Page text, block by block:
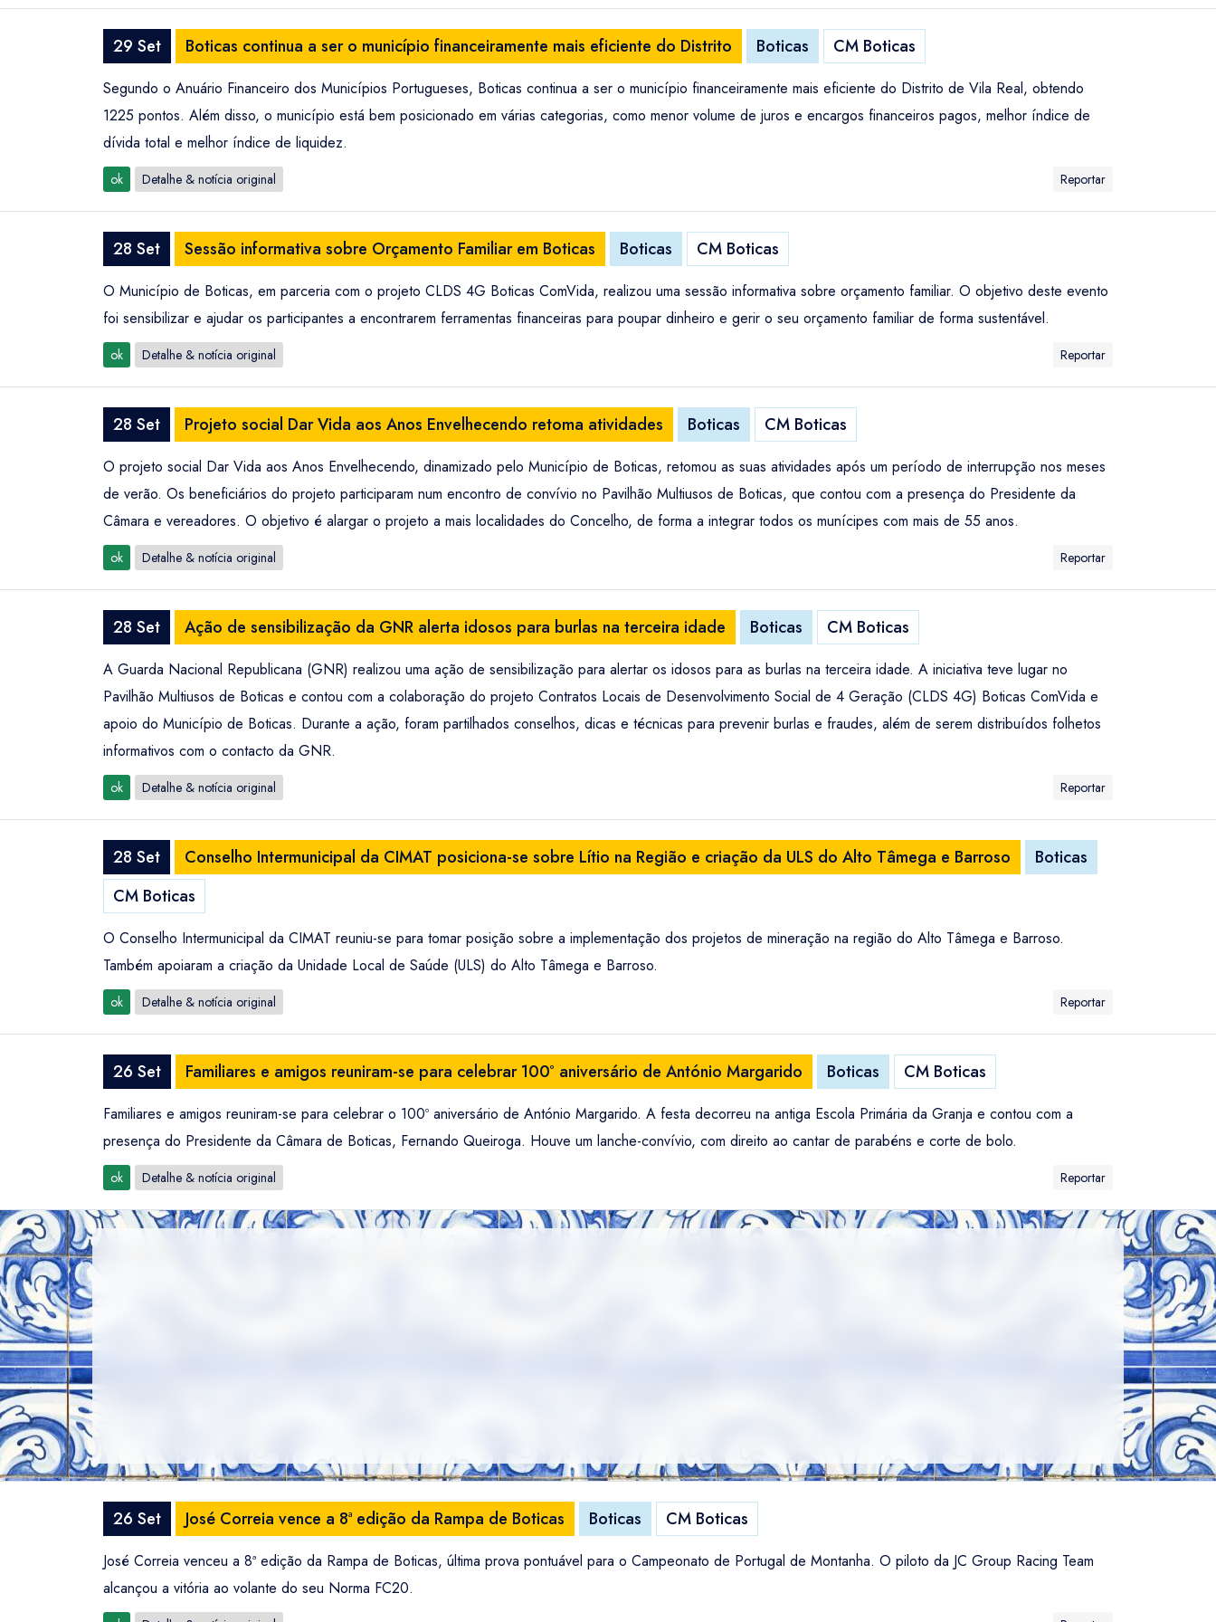
29 Set Boticas continua a ser o município financeiramente mais eficiente do Distrito Boticas CM Boticas
Segundo o Anuário Financeiro dos Municípios Portugueses, Boticas continua a ser o município financeiramente mais eficiente do Distrito de Vila Real, obtendo
1225 pontos. Além disso, o município está bem posicionado em várias categorias, como menor volume de juros e encargos financeiros pagos, melhor índice de
dívida total e melhor índice de liquidez.
ok Detalhe & notícia original Reportar
28 Set Sessão informativa sobre Orçamento Familiar em Boticas Boticas CM Boticas
O Município de Boticas, em parceria com o projeto CLDS 4G Boticas ComVida, realizou uma sessão informativa sobre orçamento familiar. O objetivo deste evento
foi sensibilizar e ajudar os participantes a encontrarem ferramentas financeiras para poupar dinheiro e gerir o seu orçamento familiar de forma sustentável.
ok Detalhe & notícia original Reportar
28 Set Projeto social Dar Vida aos Anos Envelhecendo retoma atividades Boticas CM Boticas
O projeto social Dar Vida aos Anos Envelhecendo, dinamizado pelo Município de Boticas, retomou as suas atividades após um período de interrupção nos meses
de verão. Os beneficiários do projeto participaram num encontro de convívio no Pavilhão Multiusos de Boticas, que contou com a presença do Presidente da
Câmara e vereadores. O objetivo é alargar o projeto a mais localidades do Concelho, de forma a integrar todos os munícipes com mais de 55 anos.
ok Detalhe & notícia original Reportar
28 Set Ação de sensibilização da GNR alerta idosos para burlas na terceira idade Boticas CM Boticas
A Guarda Nacional Republicana (GNR) realizou uma ação de sensibilização para alertar os idosos para as burlas na terceira idade. A iniciativa teve lugar no
Pavilhão Multiusos de Boticas e contou com a colaboração do projeto Contratos Locais de Desenvolvimento Social de 4 Geração (CLDS 4G) Boticas ComVida e
apoio do Município de Boticas. Durante a ação, foram partilhados conselhos, dicas e técnicas para prevenir burlas e fraudes, além de serem distribuídos folhetos
informativos com o contacto da GNR.
ok Detalhe & notícia original Reportar
28 Set Conselho Intermunicipal da CIMAT posiciona-se sobre Lítio na Região e criação da ULS do Alto Tâmega e Barroso
Boticas
CM Boticas
O Conselho Intermunicipal da CIMAT reuniu-se para tomar posição sobre a implementação dos projetos de mineração na região do Alto Tâmega e Barroso.
Também apoiaram a criação da Unidade Local de Saúde (ULS) do Alto Tâmega e Barroso.
ok Detalhe & notícia original Reportar
26 Set Familiares e amigos reuniram-se para celebrar 100º aniversário de António Margarido Boticas CM Boticas
Familiares e amigos reuniram-se para celebrar o 100º aniversário de António Margarido. A festa decorreu na antiga Escola Primária da Granja e contou com a
presença do Presidente da Câmara de Boticas, Fernando Queiroga. Houve um lanche-convívio, com direito ao cantar de parabéns e corte de bolo.
ok Detalhe & notícia original Reportar
26 Set José Correia vence a 8ª edição da Rampa de Boticas Boticas CM Boticas
José Correia venceu a 8ª edição da Rampa de Boticas, última prova pontuável para o Campeonato de Portugal de Montanha. O piloto da JC Group Racing Team
alcançou a vitória ao volante do seu Norma FC20.